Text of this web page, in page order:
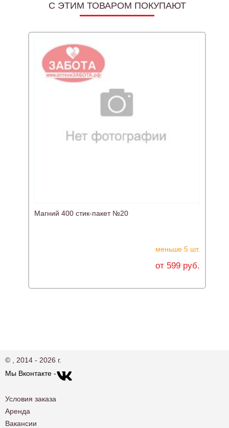
C ЭТИМ ТОВАРОМ ПОКУПАЮТ
Магний 400 стик-пакет №20
меньше 5 шт.
от 599 руб.
© , 2014 - 2026 г.
Мы Вконтакте -
Условия заказа
Аренда
Вакансии